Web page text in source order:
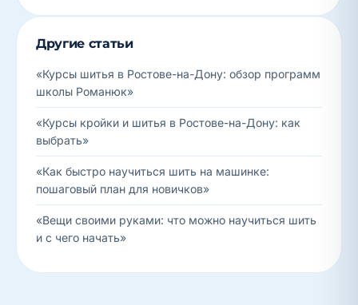
Другие статьи
«Курсы шитья в Ростове-на-Дону: обзор программ
школы Романюк»
«Курсы кройки и шитья в Ростове-на-Дону: как
выбрать»
«Как быстро научиться шить на машинке:
пошаговый план для новичков»
«Вещи своими руками: что можно научиться шить
и с чего начать»